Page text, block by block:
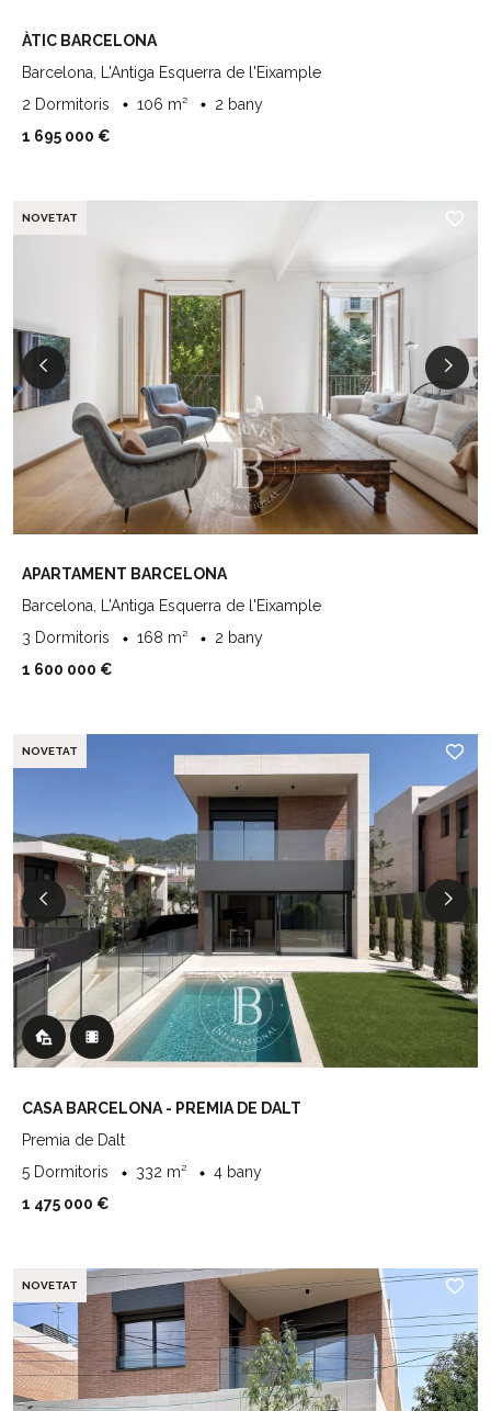
ÀTIC BARCELONA
Barcelona, L'Antiga Esquerra de l'Eixample
2 Dormitoris
106 m²
2 bany
1 695 000 €
NOVETAT
APARTAMENT BARCELONA
Barcelona, L'Antiga Esquerra de l'Eixample
3 Dormitoris
168 m²
2 bany
1 600 000 €
NOVETAT
CASA BARCELONA - PREMIA DE DALT
Premia de Dalt
5 Dormitoris
332 m²
4 bany
1 475 000 €
NOVETAT